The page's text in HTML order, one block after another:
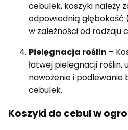
cebulek, koszyki należy
odpowiednią głębokość
w zależności od rodzaju
Pielęgnacja roślin –
łatwej pielęgnacji roślin,
nawożenie i podlewanie
cebulek.
Koszyki do cebul w